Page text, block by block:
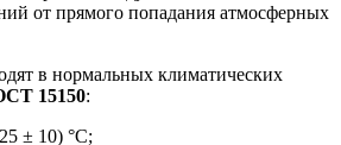
от прямого попадания атмосферных
в нормальных климатических
15150:
± 10) °С;